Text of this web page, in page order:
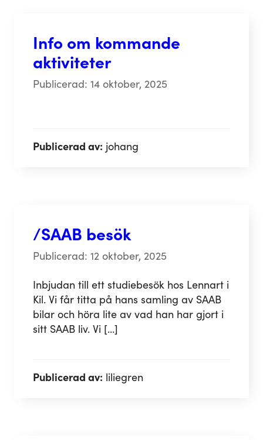
Info om kommande
aktiviteter
Publicerad: 14 oktober, 2025
Publicerad av: johang
/SAAB besök
Publicerad: 12 oktober, 2025
Inbjudan till ett studiebesök hos Lennart i
Kil. Vi får titta på hans samling av SAAB
bilar och höra lite av vad han har gjort i
sitt SAAB liv. Vi […]
Publicerad av: liliegren